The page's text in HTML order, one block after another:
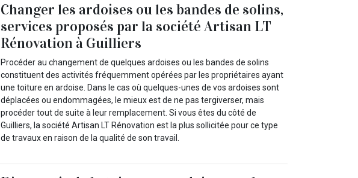
Changer les ardoises ou les bandes de solins,
services proposés par la société Artisan LT
Rénovation à Guilliers
Procéder au changement de quelques ardoises ou les bandes de solins
constituent des activités fréquemment opérées par les propriétaires ayant
une toiture en ardoise. Dans le cas où quelques-unes de vos ardoises sont
déplacées ou endommagées, le mieux est de ne pas tergiverser, mais
procéder tout de suite à leur remplacement. Si vous êtes du côté de
Guilliers, la société Artisan LT Rénovation est la plus sollicitée pour ce type
de travaux en raison de la qualité de son travail.